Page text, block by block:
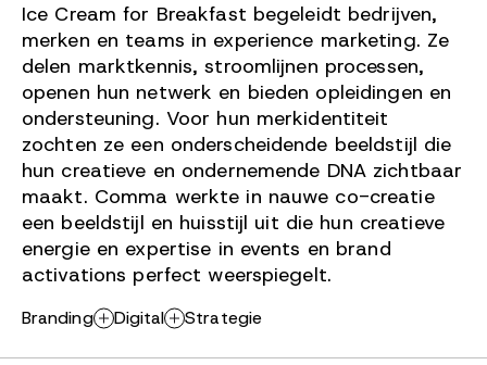
Ice Cream for Breakfast begeleidt bedrijven,
merken en teams in experience marketing. Ze
delen marktkennis, stroomlijnen processen,
openen hun netwerk en bieden opleidingen en
ondersteuning. Voor hun merkidentiteit
zochten ze een onderscheidende beeldstijl die
hun creatieve en ondernemende DNA zichtbaar
maakt. Comma werkte in nauwe co-creatie
een beeldstijl en huisstijl uit die hun creatieve
energie en expertise in events en brand
activations perfect weerspiegelt.
Branding Digital Strategie